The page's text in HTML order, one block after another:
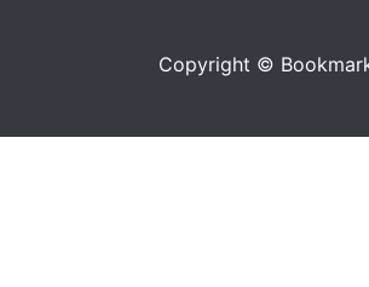
Copyright ©